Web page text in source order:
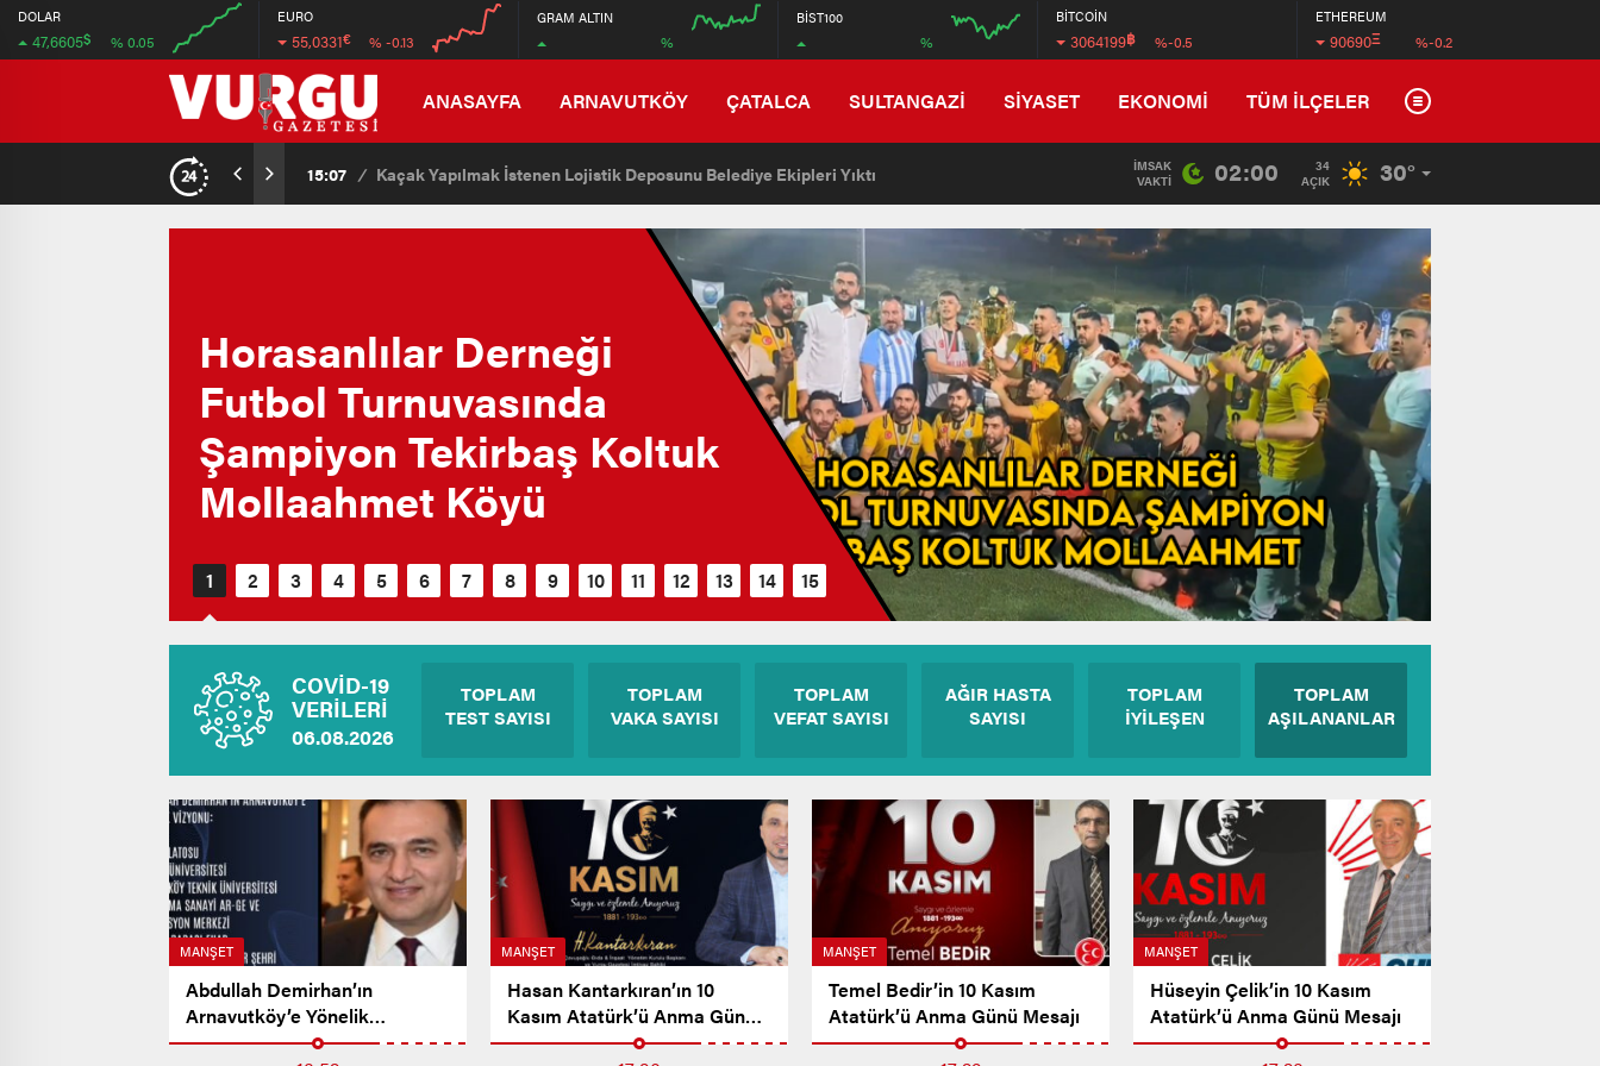
DOLAR
47,6605$ % 0.05
00:00 00:00
46.5
EURO
55,0331€ % -0.13
52.8
GRAM ALTIN
%
5400
BİST100
%
BİTCOİN
3064199฿ %-0.5
ETHEREUM
90690Ξ %-0.2
ANASAYFA ARNAVUTKÖY ÇATALCA SULTANGAZİ SİYASET EKONOMİ TÜM İLÇELER
15:07 / Kaçak Yapılmak İstenen Lojistik Deposunu Belediye Ekipleri Yıktı
İMSAK
VAKTI
02:00
34
AÇIK
30°
Horasanlılar Derneği
Futbol Turnuvasında
Şampiyon Tekirbaş Koltuk
Mollaahmet Köyü
COVİD-19
VERİLERİ
06.08.2026
TOPLAM
TEST SAYISI
TOPLAM
VAKA SAYISI
TOPLAM
VEFAT SAYISI
AĞIR HASTA
SAYISI
TOPLAM
İYİLEŞEN
TOPLAM
AŞILANANLAR
MANŞET
Abdullah Demirhan’ın
Arnavutköy’e Yönelik
Vizyonu…
MANŞET
Hasan Kantarkıran’ın 10
Kasım Atatürk’ü Anma Günü
Mesajı
MANŞET
Temel Bedir’in 10 Kasım
Atatürk’ü Anma Günü Mesajı
MANŞET
Hüseyin Çelik’in 10 Kasım
Atatürk’ü Anma Günü Mesajı